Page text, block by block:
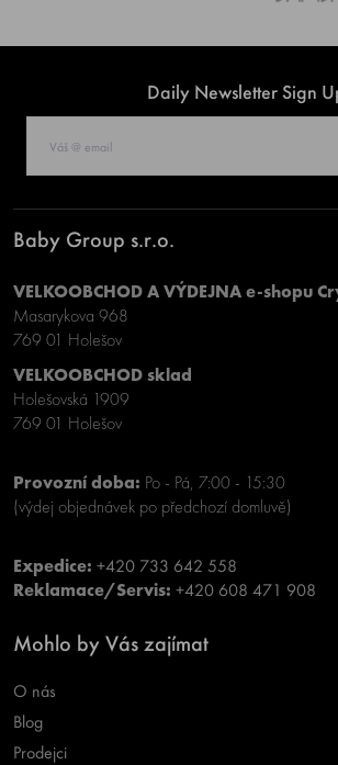
Daily Newsletter Sign
Baby Group s.r.o.
VELKOOBCHOD A VÝDEJNA e-shopu
Masarykova 968
769 01 Holešov
VELKOOBCHOD sklad
Holešovská 1909
769 01 Holešov
Provozní doba: Po - Pá, 7:00 - 15:30
(výdej objednávek po předchozí domluvě)
Expedice: +420 733 642 558
Reklamace/Servis: +420 608 471 908
Mohlo by Vás zajímat
O nás
Blog
Prodejci